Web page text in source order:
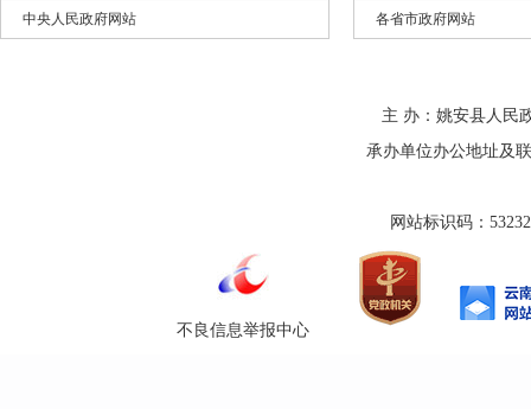
中央人民政府网站 各省市政府网站
主 办：姚安县人民
承办单位办公地址及
网站标识码：
不良信息举报中心